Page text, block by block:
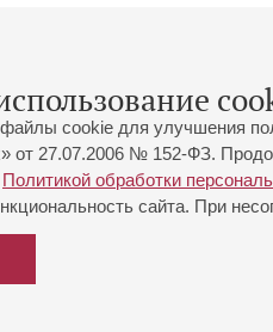
cookie для улучшения
от 27.07.2006 № 152-ФЗ.
Политикой обработки
сайта. При